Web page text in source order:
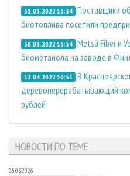
31.03.2022 15:34 Поставщики
биотоплива посетили
30.03.2022 15:54 Metsä Fiber и
биометанола на заводе в
12.04.2022 10:51 В
деревоперерабатывающий
рублей
НОВОСТИ ПО ТЕМЕ
05.08.2026